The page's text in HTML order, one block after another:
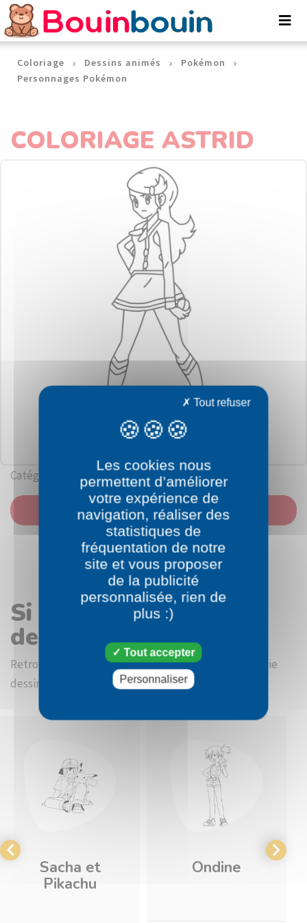
Coloriage Dessins animés
Pokémon
Personnages Pokémon
COLORIAGE ASTRID
Catégorie: Personnages Pokémon
IMPRIMER
Si vous avez aimé le
dessin Astrid
Retrouvez d'autres images à colorier dans la catégorie
dessin Personnages Pokémon
Sacha et
Pikachu
Ondine
Panneau de gestion des cookies
Les cookies nous
permettent d’améliorer
votre expérience de
navigation, réaliser des
statistiques de
fréquentation de notre
site et vous proposer
de la publicité
personnalisée, rien de
plus :)
Tout accepter
Tout refuser
Personnaliser